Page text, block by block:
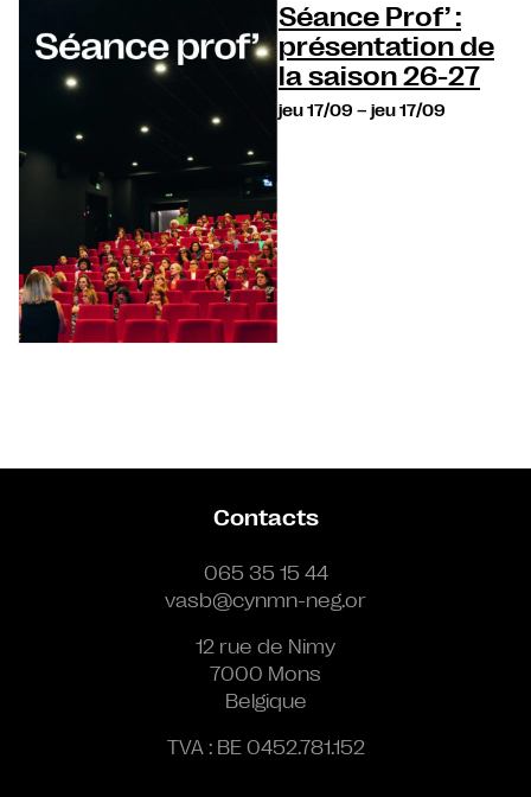
Séance Prof’ :
présentation de
la saison 26-27
jeu 17/09 – jeu 17/09
Contacts
065 35 15 44
vasb@cynmn-neg.or
12 rue de Nimy
7000 Mons
Belgique
TVA : BE 0452.781.152